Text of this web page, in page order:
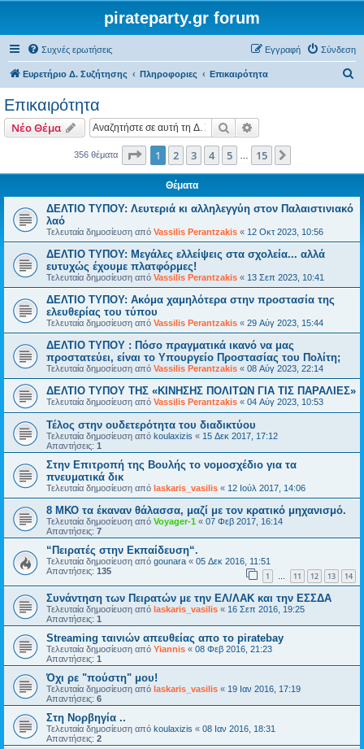
pirateparty.gr forum
Συχνές ερωτήσεις Σύνδεση
Εγγραφή
Ευρετήριο Δ. Συζήτησης Πληροφοριες Επικαιρότητα
Επικαιρότητα
Νέο Θέμα Αναζήτηση
356 θέματα Σελίδα από15
1 2 3 4 5 15
Θέματα
ΔΕΛΤΙΟ ΤΥΠΟΥ: Λευτεριά κι αλληλεγγύη στον Παλαιστινιακό
λαό
Τελευταία δημοσίευση από Vassilis Perantzakis « 12 Οκτ 2023, 10:56
ΔΕΛΤΙΟ ΤΥΠΟΥ: Μεγάλες ελλείψεις στα σχολεία... αλλά
ευτυχώς έχουμε πλατφόρμες!
Τελευταία δημοσίευση από Vassilis Perantzakis « 13 Σεπ 2023, 10:41
ΔΕΛΤΙΟ ΤΥΠΟΥ: Ακόμα χαμηλότερα στην προστασία της
ελευθερίας του τύπου
Τελευταία δημοσίευση από Vassilis Perantzakis « 29 Αύγ 2023, 15:44
ΔΕΛΤΙΟ ΤΥΠΟΥ : Πόσο πραγματικά ικανό να μας
προστατεύει, είναι το Υπουργείο Προστασίας του Πολίτη;
Τελευταία δημοσίευση από Vassilis Perantzakis « 08 Αύγ 2023, 22:14
ΔΕΛΤΙΟ ΤΥΠΟΥ ΤΗΣ «ΚΙΝΗΣΗΣ ΠΟΛΙΤΩΝ ΓΙΑ ΤΙΣ ΠΑΡΑΛΙΕΣ»
Τελευταία δημοσίευση από Vassilis Perantzakis « 04 Αύγ 2023, 10:53
Τέλος στην ουδετερότητα του διαδικτύου
Τελευταία δημοσίευση από koulaxizis « 15 Δεκ 2017, 17:12
Απαντήσεις: 1
Στην Επιτροπή της Βουλής το νομοσχέδιο για τα
πνευματικά δικ
Τελευταία δημοσίευση από laskaris_vasilis « 12 Ιούλ 2017, 14:06
8 ΜΚΟ τα έκαναν θάλασσα, μαζί με τον κρατικό μηχανισμό.
Τελευταία δημοσίευση από Voyager-1 « 07 Φεβ 2017, 16:14
Απαντήσεις: 7
“Πειρατές στην Εκπαίδευση“.
Τελευταία δημοσίευση από gounara « 05 Δεκ 2016, 11:51
Απαντήσεις: 135 1 … 11 12 13 14
Συνάντηση των Πειρατών με την ΕΛ/ΛΑΚ και την ΕΣΣΔΑ
Τελευταία δημοσίευση από laskaris_vasilis « 16 Σεπ 2016, 19:25
Απαντήσεις: 1
Streaming ταινιών απευθείας απο το piratebay
Τελευταία δημοσίευση από Yiannis « 08 Φεβ 2016, 21:23
Απαντήσεις: 1
Όχι ρε "πούστη" μου!
Τελευταία δημοσίευση από laskaris_vasilis « 19 Ιαν 2016, 17:19
Απαντήσεις: 6
Στη Νορβηγία ..
Τελευταία δημοσίευση από koulaxizis « 08 Ιαν 2016, 18:31
Απαντήσεις: 2